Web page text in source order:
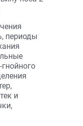
периоды
и